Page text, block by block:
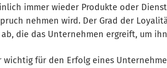
immer wieder Produkte oder
nehmen wird. Der Grad der
die das Unternehmen ergreift, um
für den Erfolg eines